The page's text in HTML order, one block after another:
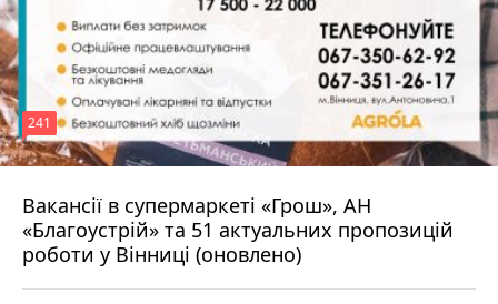
Вакансії в супермаркеті «Грош», АН
«Благоустрій» та 51 актуальних пропозицій
роботи у Вінниці (оновлено)
241
4 серпня 2026 р.